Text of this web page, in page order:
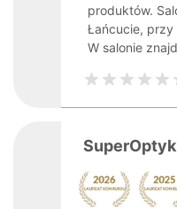
produktów.
Łańcucie, przy
W salonie